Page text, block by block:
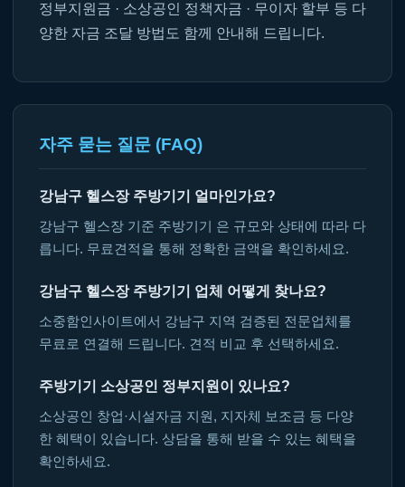
정부지원금 · 소상공인 정책자금 · 무이자 할부 등 다
양한 자금 조달 방법도 함께 안내해 드립니다.
자주 묻는 질문 (FAQ)
강남구 헬스장 주방기기 얼마인가요?
강남구 헬스장 기준 주방기기 은 규모와 상태에 따라 다
릅니다. 무료견적을 통해 정확한 금액을 확인하세요.
강남구 헬스장 주방기기 업체 어떻게 찾나요?
소중함인사이트에서 강남구 지역 검증된 전문업체를
무료로 연결해 드립니다. 견적 비교 후 선택하세요.
주방기기 소상공인 정부지원이 있나요?
소상공인 창업·시설자금 지원, 지자체 보조금 등 다양
한 혜택이 있습니다. 상담을 통해 받을 수 있는 혜택을
확인하세요.